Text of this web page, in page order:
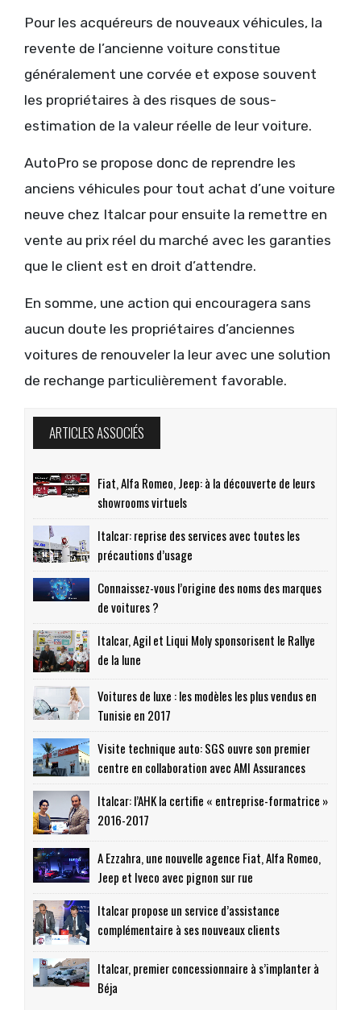
Pour les acquéreurs de nouveaux véhicules, la
revente de l’ancienne voiture constitue
généralement une corvée et expose souvent
les propriétaires à des risques de sous-
estimation de la valeur réelle de leur voiture.
AutoPro se propose donc de reprendre les
anciens véhicules pour tout achat d’une voiture
neuve chez Italcar pour ensuite la remettre en
vente au prix réel du marché avec les garanties
que le client est en droit d’attendre.
En somme, une action qui encouragera sans
aucun doute les propriétaires d’anciennes
voitures de renouveler la leur avec une solution
de rechange particulièrement favorable.
ARTICLES ASSOCIÉS
Fiat, Alfa Romeo, Jeep: à la découverte de leurs
showrooms virtuels
Italcar: reprise des services avec toutes les
précautions d’usage
Connaissez-vous l’origine des noms des marques
de voitures ?
Italcar, Agil et Liqui Moly sponsorisent le Rallye
de la lune
Voitures de luxe : les modèles les plus vendus en
Tunisie en 2017
Visite technique auto: SGS ouvre son premier
centre en collaboration avec AMI Assurances
Italcar: l’AHK la certifie « entreprise-formatrice »
2016-2017
A Ezzahra, une nouvelle agence Fiat, Alfa Romeo,
Jeep et Iveco avec pignon sur rue
Italcar propose un service d’assistance
complémentaire à ses nouveaux clients
Italcar, premier concessionnaire à s’implanter à
Béja